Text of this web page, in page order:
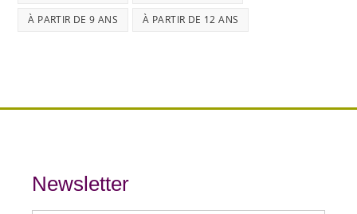
À PARTIR DE 9 ANS À PARTIR DE 12 ANS
Newsletter